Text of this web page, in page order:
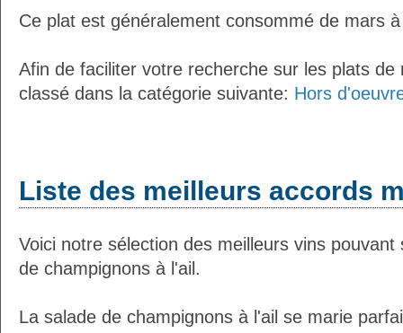
Ce plat est généralement consommé de mars
Afin de faciliter votre recherche sur les plats
classé dans la catégorie suivante: Hors
Liste des meilleurs accords
Voici notre sélection des meilleurs vins
de champignons à l'ail.
La salade de champignons à l'ail se marie